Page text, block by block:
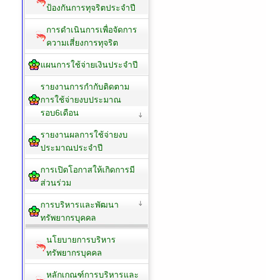
ป้องกันการทุจริตประจำปี
การดำเนินการเพื่อจัดการ
ความเสี่ยงการทุจริต
แผนการใช้จ่ายเงินประจำปี
รายงานการกำกับติดตาม
การใช้จ่ายงบประมาณ
รอบ6เดือน
รายงานผลการใช้จ่ายงบ
ประมาณประจำปี
การเปิดโอกาสให้เกิดการมี
ส่วนร่วม
การบริหารและพัฒนา
ทรัพยากรบุคคล
นโยบายการบริหาร
ทรัพยากรบุคคล
หลักเกณฑ์การบริหารและ